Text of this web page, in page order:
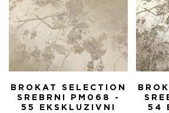
BROKAT SELECTION
SREBRNI PM068 -
55 EKSKLUZIVNI
54